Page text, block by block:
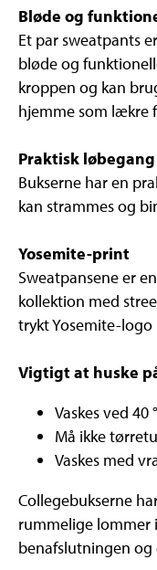
Bløde og
Et par sweatpants
bløde og
kroppen og kan
hjemme som lækre
Praktisk løbegang
Bukserne har en
kan strammes og
Yosemite-print
Sweatpansene er
kollektion med
trykt Yosemite-logo
Vigtigt at huske
Vaskes ved
Må ikke
Vaskes med
Collegebukserne
rummelige lommer
benafslutningen